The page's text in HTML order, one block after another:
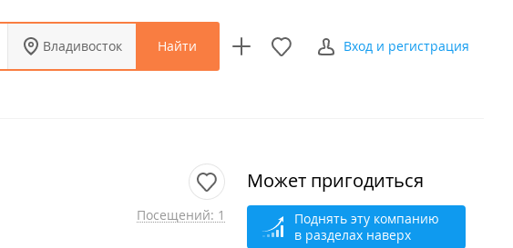
Владивосток Найти Вход и регистрация
Посещений: 1
Может пригодиться
Поднять эту компанию
в разделах наверх